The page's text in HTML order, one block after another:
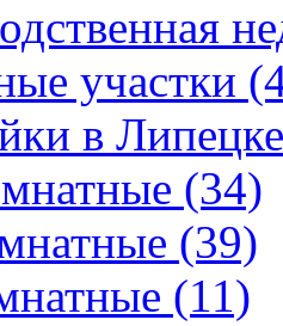
участки
в Липецке
(34)
(39)
(11)